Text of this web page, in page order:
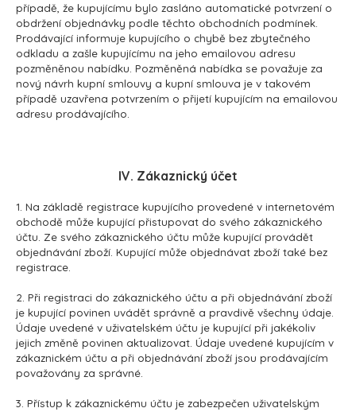
případě, že kupujícímu bylo zasláno automatické potvrzení o
obdržení objednávky podle těchto obchodních podmínek.
Prodávající informuje kupujícího o chybě bez zbytečného
odkladu a zašle kupujícímu na jeho emailovou adresu
pozměněnou nabídku. Pozměněná nabídka se považuje za
nový návrh kupní smlouvy a kupní smlouva je v takovém
případě uzavřena potvrzením o přijetí kupujícím na emailovou
adresu prodávajícího.
IV. Zákaznický účet
1. Na základě registrace kupujícího provedené v internetovém
obchodě může kupující přistupovat do svého zákaznického
účtu. Ze svého zákaznického účtu může kupující provádět
objednávání zboží. Kupující může objednávat zboží také bez
registrace.
2. Při registraci do zákaznického účtu a při objednávání zboží
je kupující povinen uvádět správně a pravdivě všechny údaje.
Údaje uvedené v uživatelském účtu je kupující při jakékoliv
jejich změně povinen aktualizovat. Údaje uvedené kupujícím v
zákaznickém účtu a při objednávání zboží jsou prodávajícím
považovány za správné.
3. Přístup k zákaznickému účtu je zabezpečen uživatelským